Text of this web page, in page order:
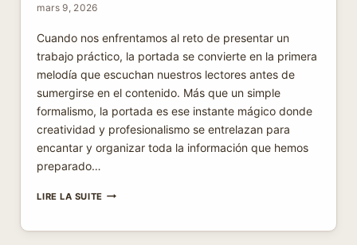
mars 9, 2026
Cuando nos enfrentamos al reto de presentar un
trabajo práctico, la portada se convierte en la primera
melodía que escuchan nuestros lectores antes de
sumergirse en el contenido. Más que un simple
formalismo, la portada es ese instante mágico donde
creatividad y profesionalismo se entrelazan para
encantar y organizar toda la información que hemos
preparado…
LIRE LA SUITEPORTADA
PRÁCTICO: